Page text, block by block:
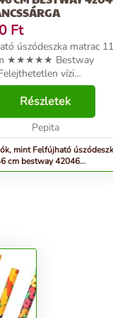
Ft
úszódeszka matrac
★★★★★ Bestway
vízi
★ Felfújható
két praktikus
az extra kényelemért
★ Robusztus PVC
Részletek
Pepita
mint Felfújható
cm bestway 42046